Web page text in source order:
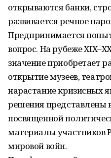
открываются банки,
развивается речное
Предпринимается
вопрос. На рубеже
значение приобретает
открытие музеев,
нарастание кризисных
решения представлены
посвященной
материалы участников
мировой войн.